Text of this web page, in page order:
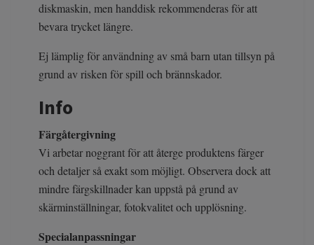
diskmaskin, men handdisk rekommenderas för att
bevara trycket längre.
Ej lämplig för användning av små barn utan tillsyn på
grund av risken för spill och brännskador.
Info
Färgåtergivning
Vi arbetar noggrant för att återge produktens färger
och detaljer så exakt som möjligt. Observera dock att
mindre färgskillnader kan uppstå på grund av
skärminställningar, fotokvalitet och upplösning.
Specialanpassningar